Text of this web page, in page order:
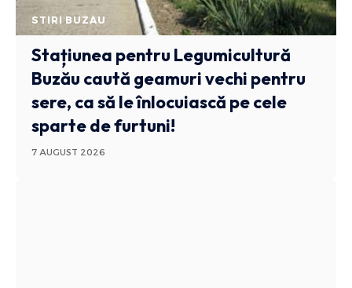
STIRI BUZAU
Stațiunea pentru Legumicultură
Buzău caută geamuri vechi pentru
sere, ca să le înlocuiască pe cele
sparte de furtuni!
7 AUGUST 2026